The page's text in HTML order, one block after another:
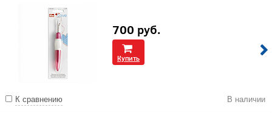
700 руб.
Купить
К сравнению В наличии